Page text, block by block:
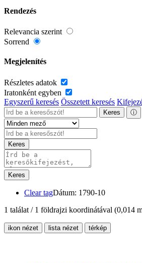
Rendezés
Relevancia szerint
Sorrend
Megjelenítés
Részletes adatok
Iratonként egyben
Egyszerű keresés Összetett keresés
Keres ⓘ
Keres
Keres
Clear tagDátum: 1790-10
1 találat / 1 földrajzi koordinátával (0,014
ikon nézet lista nézet térkép